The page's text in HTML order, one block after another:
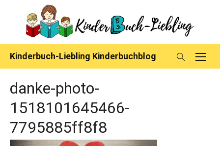
content
Kinderbuch-Liebling Kinderbuchblog
danke-photo-
1518101645466-
7795885ff8f8